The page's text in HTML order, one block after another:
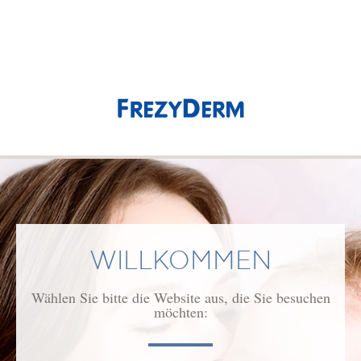
WILLKOMMEN
Wählen Sie bitte die Website aus, die Sie besuchen
möchten:
Footer Menu PRODUCTS